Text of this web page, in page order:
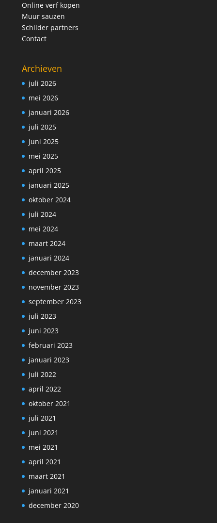
Online verf kopen
Muur sauzen
Schilder partners
Contact
Archieven
juli 2026
mei 2026
januari 2026
juli 2025
juni 2025
mei 2025
april 2025
januari 2025
oktober 2024
juli 2024
mei 2024
maart 2024
januari 2024
december 2023
november 2023
september 2023
juli 2023
juni 2023
februari 2023
januari 2023
juli 2022
april 2022
oktober 2021
juli 2021
juni 2021
mei 2021
april 2021
maart 2021
januari 2021
december 2020